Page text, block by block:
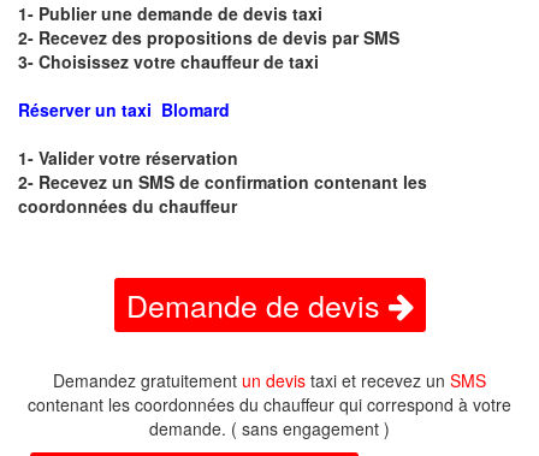
1- Publier une demande de devis taxi
2- Recevez des propositions de devis par SMS
3- Choisissez votre chauffeur de taxi
Réserver un taxi Blomard
1- Valider votre réservation
2- Recevez un SMS de confirmation contenant les
coordonnées du chauffeur
Demande de devis
Demandez gratuitement un devis taxi et recevez un SMS
contenant les coordonnées du chauffeur qui correspond à votre
demande. ( sans engagement )